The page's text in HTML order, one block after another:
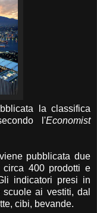
la classifica
l'Economist
pubblicata due
400 prodotti e
indicatori presi in
ai vestiti, dal
cibi, bevande.